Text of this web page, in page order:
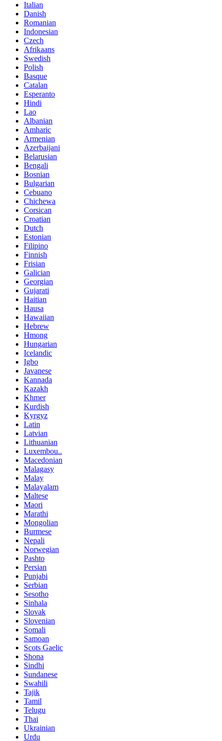
Italian
Danish
Romanian
Indonesian
Czech
Afrikaans
Swedish
Polish
Basque
Catalan
Esperanto
Hindi
Lao
Albanian
Amharic
Armenian
Azerbaijani
Belarusian
Bengali
Bosnian
Bulgarian
Cebuano
Chichewa
Corsican
Croatian
Dutch
Estonian
Filipino
Finnish
Frisian
Galician
Georgian
Gujarati
Haitian
Hausa
Hawaiian
Hebrew
Hmong
Hungarian
Icelandic
Igbo
Javanese
Kannada
Kazakh
Khmer
Kurdish
Kyrgyz
Latin
Latvian
Lithuanian
Luxembou..
Macedonian
Malagasy
Malay
Malayalam
Maltese
Maori
Marathi
Mongolian
Burmese
Nepali
Norwegian
Pashto
Persian
Punjabi
Serbian
Sesotho
Sinhala
Slovak
Slovenian
Somali
Samoan
Scots Gaelic
Shona
Sindhi
Sundanese
Swahili
Tajik
Tamil
Telugu
Thai
Ukrainian
Urdu